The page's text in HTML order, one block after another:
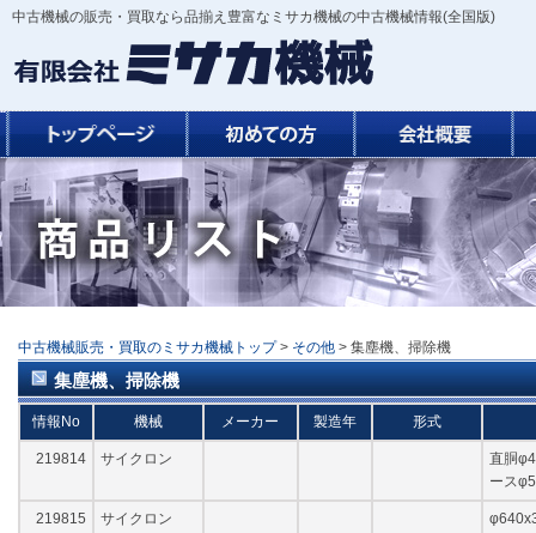
中古機械の販売・買取なら品揃え豊富なミサカ機械の中古機械情報(全国版)
中古機械販売・買取のミサカ機械トップ > その他 > 集塵機、掃除機
集塵機、掃除機
情報No 機械 メーカー 製造年 形式
219814 サイクロン
直胴
ース
219815 サイクロン